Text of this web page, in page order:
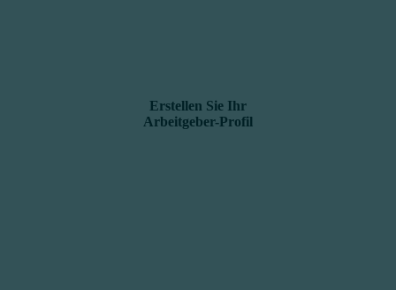
Erstellen Sie Ihr
Arbeitgeber-Profil